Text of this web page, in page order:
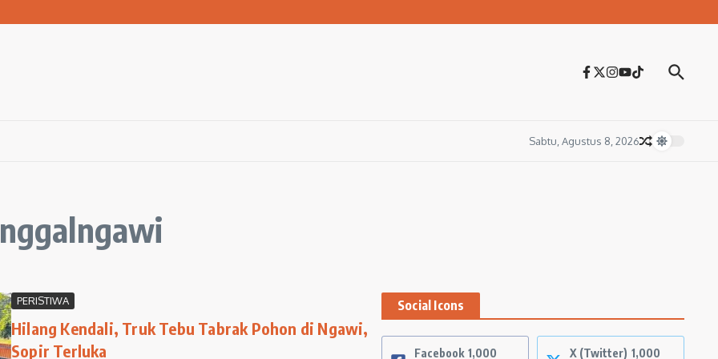
Ngawi Gelar Seminar Golden Parenting
Sabtu, Agustus 8, 2026
PERISTIWA
Hilang Kendali, Truk Tebu Tabrak Pohon di Ngawi,
Sopir Terluka
Social Icons
Facebook 1,000
X (Twitter) 1,000